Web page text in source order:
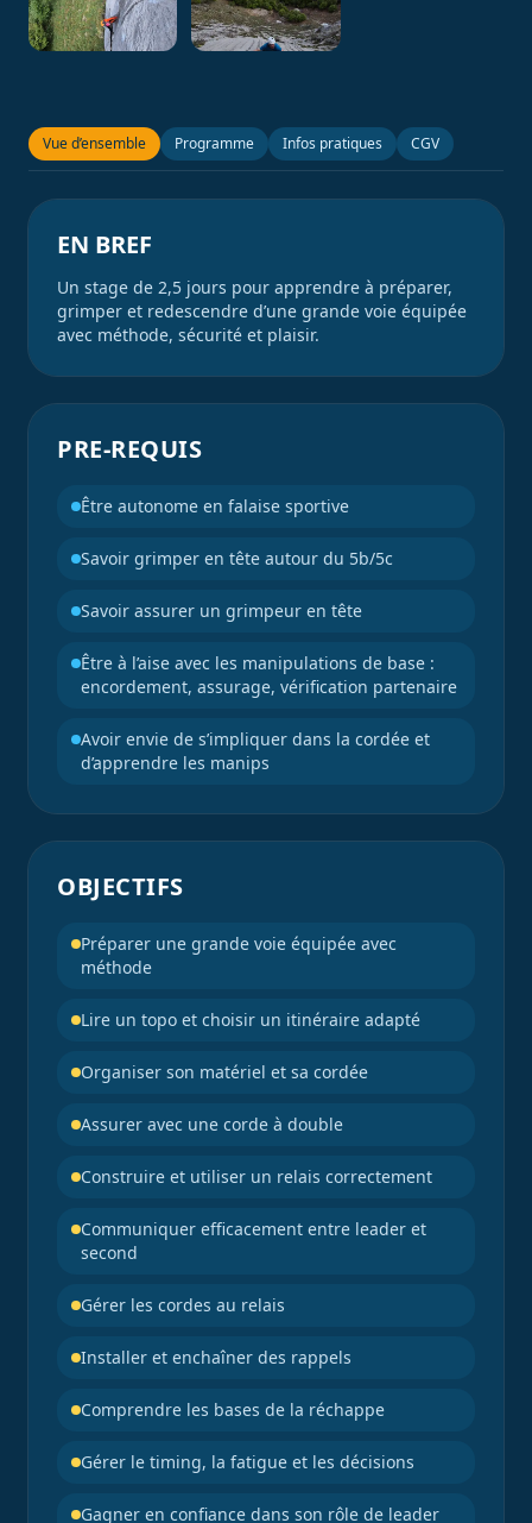
Vue d’ensemble Programme Infos pratiques CGV
EN BREF
Un stage de 2,5 jours pour apprendre à préparer,
grimper et redescendre d’une grande voie équipée
avec méthode, sécurité et plaisir.
PRE-REQUIS
Être autonome en falaise sportive
Savoir grimper en tête autour du 5b/5c
Savoir assurer un grimpeur en tête
Être à l’aise avec les manipulations de base :
encordement, assurage, vérification partenaire
Avoir envie de s’impliquer dans la cordée et
d’apprendre les manips
OBJECTIFS
Préparer une grande voie équipée avec
méthode
Lire un topo et choisir un itinéraire adapté
Organiser son matériel et sa cordée
Assurer avec une corde à double
Construire et utiliser un relais correctement
Communiquer efficacement entre leader et
second
Gérer les cordes au relais
Installer et enchaîner des rappels
Comprendre les bases de la réchappe
Gérer le timing, la fatigue et les décisions
Gagner en confiance dans son rôle de leader